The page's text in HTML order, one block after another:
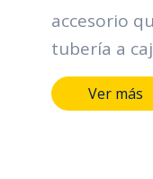
accesorio
tubería a
Sus
en laVer más